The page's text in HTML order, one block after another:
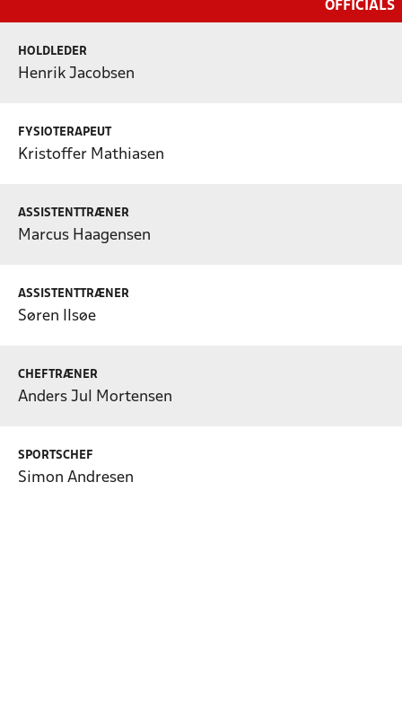
OFFICIALS
HOLDLEDER
Henrik Jacobsen
FYSIOTERAPEUT
Kristoffer Mathiasen
ASSISTENTTRÆNER
Marcus Haagensen
ASSISTENTTRÆNER
Søren Ilsøe
CHEFTRÆNER
Anders Jul Mortensen
SPORTSCHEF
Simon Andresen